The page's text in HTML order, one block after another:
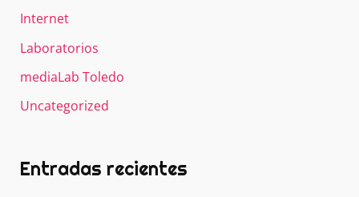
Internet
Laboratorios
mediaLab Toledo
Uncategorized
Entradas recientes